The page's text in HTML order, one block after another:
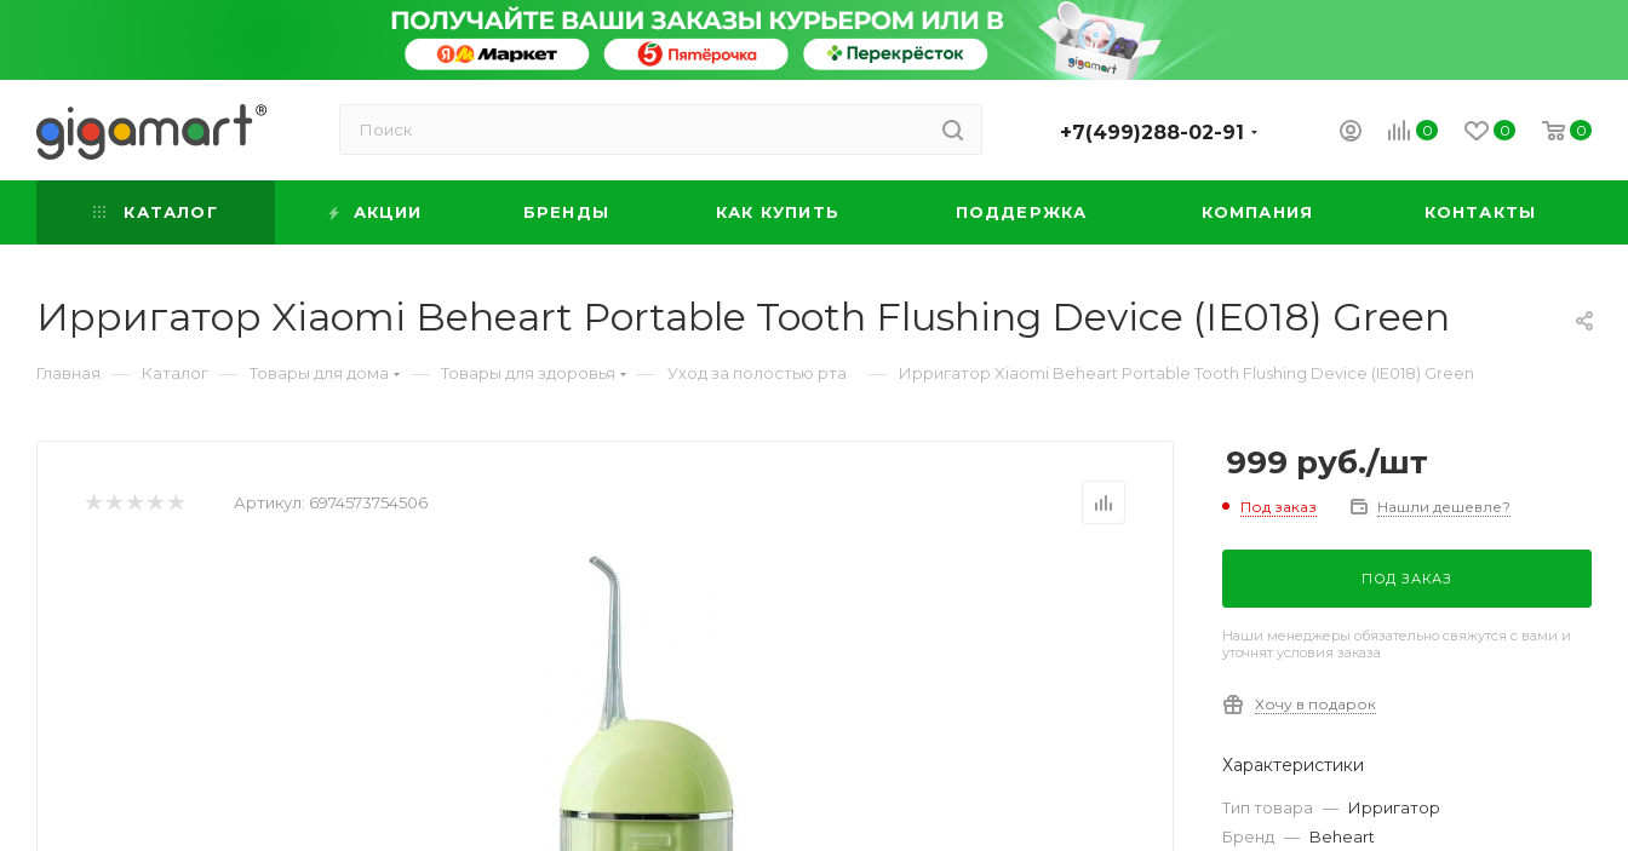
0 0 0
+7(499)288-02-91
КАТАЛОГ АКЦИИ БРЕНДЫ КАК КУПИТЬ ПОДДЕРЖКА КОМПАНИЯ КОНТАКТЫ
Ирригатор Xiaomi Beheart Portable Tooth Flushing Device (IE018) Green
Главная — Каталог — Товары для дома — Товары для здоровья — Уход за полостью рта — Ирригатор Xiaomi Beheart Portable Tooth Flushing Device (IE018) Green
Артикул: 6974573754506
999 руб./шт
Под заказ Нашли дешевле?
ПОД ЗАКАЗ
Наши менеджеры обязательно свяжутся с вами и
уточнят условия заказа
Хочу в подарок
Характеристики
Тип товара — Ирригатор
Бренд — Beheart